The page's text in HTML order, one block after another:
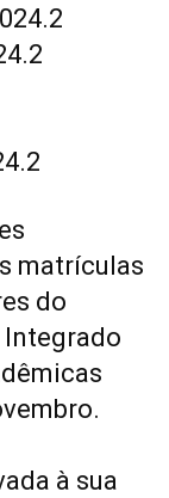
matrículas
do
Integrado
à sua